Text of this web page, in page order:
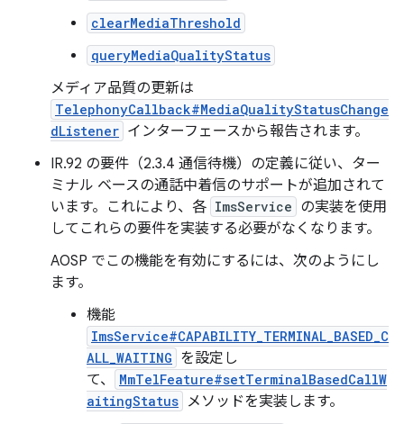
clearMediaThreshold
queryMediaQualityStatus
メディア品質の更新は
TelephonyCallback#MediaQualityStatusChange
dListener インターフェースから報告されます。
IR.92 の要件（2.3.4 通信待機）の定義に従い、ター
ミナル ベースの通話中着信のサポートが追加されて
います。これにより、各 ImsService の実装を使用
してこれらの要件を実装する必要がなくなります。
AOSP でこの機能を有効にするには、次のようにし
ます。
機能
ImsService#CAPABILITY_TERMINAL_BASED_C
ALL_WAITING を設定し
て、
MmTelFeature#setTerminalBasedCallW
aitingStatus メソッドを実装します。